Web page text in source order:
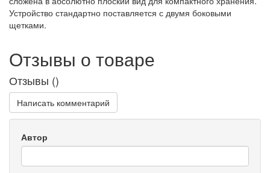
Устройство стандартно поставляется с двумя боковыми
щетками.
Отзывы о товаре
Отзывы ()
Написать комментарий
Автор